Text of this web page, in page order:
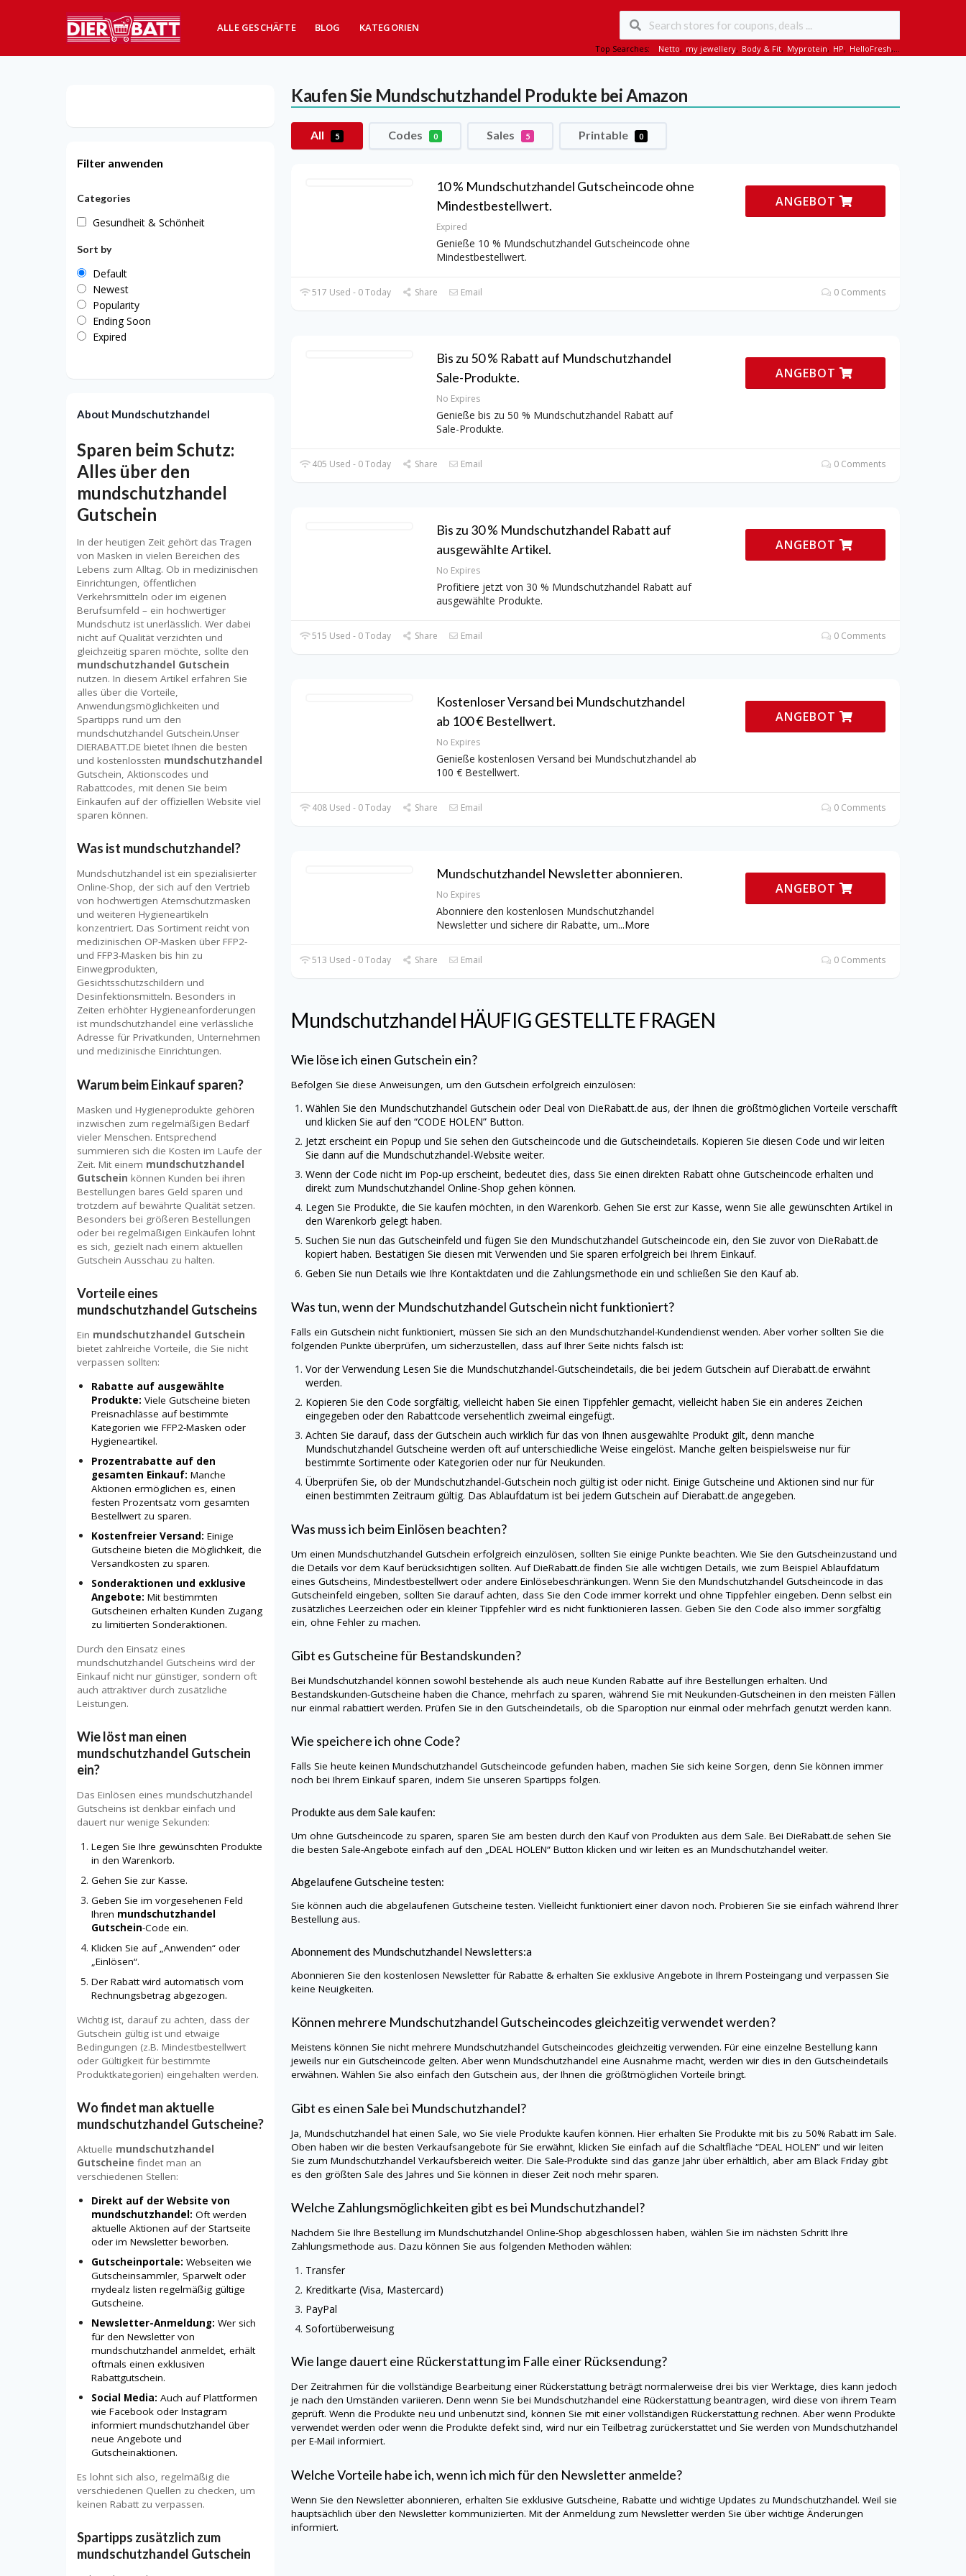
ALLE GESCHÄFTE BLOG KATEGORIEN
Top Searches: Netto, my jewellery, Body & Fit, Myprotein, HP, HelloFresh,...
Kaufen Sie Mundschutzhandel Produkte bei Amazon
All 5 Codes 0 Sales 5 Printable 0
10 % Mundschutzhandel Gutscheincode ohne
Mindestbestellwert.
Expired
Genieße 10 % Mundschutzhandel Gutscheincode ohne
Mindestbestellwert.
ANGEBOT
517 Used - 0 Today Share Email 0 Comments
Bis zu 50 % Rabatt auf Mundschutzhandel
Sale-Produkte.
No Expires
Genieße bis zu 50 % Mundschutzhandel Rabatt auf
Sale-Produkte.
ANGEBOT
405 Used - 0 Today Share Email 0 Comments
Bis zu 30 % Mundschutzhandel Rabatt auf
ausgewählte Artikel.
No Expires
Profitiere jetzt von 30 % Mundschutzhandel Rabatt auf
ausgewählte Produkte.
ANGEBOT
515 Used - 0 Today Share Email 0 Comments
Kostenloser Versand bei Mundschutzhandel
ab 100 € Bestellwert.
No Expires
Genieße kostenlosen Versand bei Mundschutzhandel ab
100 € Bestellwert.
ANGEBOT
408 Used - 0 Today Share Email 0 Comments
Mundschutzhandel Newsletter abonnieren.
No Expires
Abonniere den kostenlosen Mundschutzhandel
Newsletter und sichere dir Rabatte, um...More
ANGEBOT
513 Used - 0 Today Share Email 0 Comments
Mundschutzhandel HÄUFIG GESTELLTE FRAGEN
Wie löse ich einen Gutschein ein?
Befolgen Sie diese Anweisungen, um den Gutschein erfolgreich einzulösen:
Wählen Sie den MundschutzhandelGutschein oder Deal von DieRabatt.de aus, der Ihnen die größtmöglichen Vorteile verschafft
und klicken Sie auf den “CODE HOLEN” Button.
Jetzt erscheint ein Popup und Sie sehen den Gutscheincode und die Gutscheindetails. Kopieren Sie diesen Code und wir leiten
Sie dann auf die Mundschutzhandel-Website weiter.
Wenn der Code nicht im Pop-up erscheint, bedeutet dies, dass Sie einen direkten Rabatt ohne Gutscheincode erhalten und
direkt zum MundschutzhandelOnline-Shop gehen können.
Legen Sie Produkte, die Sie kaufen möchten, in den Warenkorb. Gehen Sie erst zur Kasse, wenn Sie alle gewünschten Artikel in
den Warenkorb gelegt haben.
Suchen Sie nun das Gutscheinfeld und fügen Sie den MundschutzhandelGutscheincode ein, den Sie zuvor von DieRabatt.de
kopiert haben. Bestätigen Sie diesen mit Verwenden und Sie sparen erfolgreich bei Ihrem Einkauf.
Geben Sie nun Details wie Ihre Kontaktdaten und die Zahlungsmethode ein und schließen Sie den Kauf ab.
Was tun, wenn der Mundschutzhandel Gutschein nicht funktioniert?
Falls ein Gutschein nicht funktioniert, müssen Sie sich an denMundschutzhandel-Kundendienst wenden. Aber vorher sollten Sie die
folgenden Punkte überprüfen, um sicherzustellen, dass auf Ihrer Seite nichts falsch ist:
Vor der Verwendung Lesen Sie die Mundschutzhandel-Gutscheindetails, die bei jedem Gutschein auf Dierabatt.de erwähnt
werden.
Kopieren Sie den Code sorgfältig, vielleicht haben Sie einen Tippfehler gemacht, vielleicht haben Sie ein anderes Zeichen
eingegeben oder den Rabattcode versehentlich zweimal eingefügt.
Achten Sie darauf, dass der Gutschein auch wirklich für das von Ihnen ausgewählte Produkt gilt, denn manche
MundschutzhandelGutscheine werden oft auf unterschiedliche Weise eingelöst. Manche gelten beispielsweise nur für
bestimmte Sortimente oder Kategorien oder nur für Neukunden.
Überprüfen Sie, ob der Mundschutzhandel-Gutschein noch gültig ist oder nicht. Einige Gutscheine und Aktionen sind nur für
einen bestimmten Zeitraum gültig. Das Ablaufdatum ist bei jedem Gutschein auf Dierabatt.de angegeben.
Was muss ich beim Einlösen beachten?
Um einenMundschutzhandelGutschein erfolgreich einzulösen, sollten Sie einige Punkte beachten. Wie Sie den Gutscheinzustand und
die Details vor dem Kauf berücksichtigen sollten. AufDieRabatt.de finden Sie alle wichtigen Details, wie zum Beispiel Ablaufdatum
eines Gutscheins, Mindestbestellwert oder andere Einlösebeschränkungen. Wenn Sie denMundschutzhandelGutscheincode in das
Gutscheinfeld eingeben, sollten Sie darauf achten, dass Sie den Code immer korrekt und ohne Tippfehler eingeben. Denn selbst ein
zusätzliches Leerzeichen oder ein kleiner Tippfehler wird es nicht funktionieren lassen. Geben Sie den Code also immer sorgfältig
ein, ohne Fehler zu machen.
Gibt es Gutscheine für Bestandskunden?
BeiMundschutzhandelkönnen sowohl bestehende als auch neue Kunden Rabatte auf ihre Bestellungen erhalten. Und
Bestandskunden-Gutscheine haben die Chance, mehrfach zu sparen, während Sie mit Neukunden-Gutscheinen in den meisten Fällen
nur einmal rabattiert werden. Prüfen Sie in den Gutscheindetails, ob die Sparoption nur einmal oder mehrfach genutzt werden kann.
Wie speichere ich ohne Code?
Falls Sie heute keinenMundschutzhandelGutscheincode gefunden haben, machen Sie sich keine Sorgen, denn Sie können immer
noch bei Ihrem Einkauf sparen, indem Sie unseren Spartipps folgen.
Produkte aus dem Sale kaufen:
Um ohne Gutscheincode zu sparen, sparen Sie am besten durch den Kauf von Produkten aus dem Sale. BeiDieRabatt.de sehen Sie
die besten Sale-Angebote einfach auf den „DEAL HOLEN“ Button klicken und wir leiten es anMundschutzhandelweiter.
Abgelaufene Gutscheine testen:
Sie können auch die abgelaufenen Gutscheine testen. Vielleicht funktioniert einer davon noch. Probieren Sie sie einfach während Ihrer
Bestellung aus.
Abonnement des Mundschutzhandel Newsletters:a
Abonnieren Sie den kostenlosen Newsletter für Rabatte & erhalten Sie exklusive Angebote in Ihrem Posteingang und verpassen Sie
keine Neuigkeiten.
Können mehrere Mundschutzhandel Gutscheincodes gleichzeitig verwendet werden?
Meistens können Sie nicht mehrereMundschutzhandelGutscheincodes gleichzeitig verwenden. Für eine einzelne Bestellung kann
jeweils nur ein Gutscheincode gelten. Aber wennMundschutzhandeleine Ausnahme macht, werden wir dies in den Gutscheindetails
erwähnen. Wählen Sie also einfach den Gutschein aus, der Ihnen die größtmöglichen Vorteile bringt.
Gibt es einen Sale bei Mundschutzhandel?
Ja,Mundschutzhandelhat einen Sale, wo Sie viele Produkte kaufen können. Hier erhalten Sie Produkte mit bis zu 50% Rabatt im Sale.
Oben haben wir die besten Verkaufsangebote für Sie erwähnt, klicken Sie einfach auf die Schaltfläche “DEAL HOLEN” und wir leiten
Sie zumMundschutzhandel Verkaufsbereich weiter. Die Sale-Produkte sind das ganze Jahr über erhältlich, aber am Black Friday gibt
es den größten Sale des Jahres und Sie können in dieser Zeit noch mehr sparen.
Welche Zahlungsmöglichkeiten gibt es bei Mundschutzhandel?
Nachdem Sie Ihre Bestellung imMundschutzhandelOnline-Shop abgeschlossen haben, wählen Sie im nächsten Schritt Ihre
Zahlungsmethode aus. Dazu können Sie aus folgenden Methoden wählen:
Transfer
Kreditkarte (Visa, Mastercard)
PayPal
Sofortüberweisung
Wie lange dauert eine Rückerstattung im Falle einer Rücksendung?
Der Zeitrahmen für die vollständige Bearbeitung einer Rückerstattung beträgt normalerweise drei bis vier Werktage, dies kann jedoch
je nach den Umständen variieren. Denn wenn Sie beiMundschutzhandeleine Rückerstattung beantragen, wird diese von ihrem Team
geprüft. Wenn die Produkte neu und unbenutzt sind, können Sie mit einer vollständigen Rückerstattung rechnen. Aber wenn Produkte
verwendet werden oder wenn die Produkte defekt sind, wird nur ein Teilbetrag zurückerstattet und Sie werden vonMundschutzhandel
per E-Mail informiert.
Welche Vorteile habe ich, wenn ich mich für den Newsletter anmelde?
Wenn Sie den Newsletter abonnieren, erhalten Sie exklusive Gutscheine, Rabatte und wichtige Updates zuMundschutzhandel. Weil sie
hauptsächlich über den Newsletter kommunizierten. Mit der Anmeldung zum Newsletter werden Sie über wichtige Änderungen
informiert.
Filter anwenden
Categories
Gesundheit & Schönheit
Sort by
Default
Newest
Popularity
Ending Soon
Expired
About Mundschutzhandel
Sparen beim Schutz:
Alles über den
mundschutzhandel
Gutschein
In der heutigen Zeit gehört das Tragen
von Masken in vielen Bereichen des
Lebens zum Alltag. Ob in medizinischen
Einrichtungen, öffentlichen
Verkehrsmitteln oder im eigenen
Berufsumfeld – ein hochwertiger
Mundschutz ist unerlässlich. Wer dabei
nicht auf Qualität verzichten und
gleichzeitig sparen möchte, sollte den
mundschutzhandel Gutschein
nutzen. In diesem Artikel erfahren Sie
alles über die Vorteile,
Anwendungsmöglichkeiten und
Spartipps rund um den
mundschutzhandel Gutschein.Unser
DIERABATT.DE bietet Ihnen die besten
und kostenlossten mundschutzhandel
Gutschein, Aktionscodes und
Rabattcodes, mit denen Sie beim
Einkaufen auf der offiziellen Website viel
sparen können.
Was ist mundschutzhandel?
Mundschutzhandel ist ein spezialisierter
Online-Shop, der sich auf den Vertrieb
von hochwertigen Atemschutzmasken
und weiteren Hygieneartikeln
konzentriert. Das Sortiment reicht von
medizinischen OP-Masken über FFP2-
und FFP3-Masken bis hin zu
Einwegprodukten,
Gesichtsschutzschildern und
Desinfektionsmitteln. Besonders in
Zeiten erhöhter Hygieneanforderungen
ist mundschutzhandel eine verlässliche
Adresse für Privatkunden, Unternehmen
und medizinische Einrichtungen.
Warum beim Einkauf sparen?
Masken und Hygieneprodukte gehören
inzwischen zum regelmäßigen Bedarf
vieler Menschen. Entsprechend
summieren sich die Kosten im Laufe der
Zeit. Mit einem mundschutzhandel
Gutschein können Kunden bei ihren
Bestellungen bares Geld sparen und
trotzdem auf bewährte Qualität setzen.
Besonders bei größeren Bestellungen
oder bei regelmäßigen Einkäufen lohnt
es sich, gezielt nach einem aktuellen
Gutschein Ausschau zu halten.
Vorteile eines
mundschutzhandel Gutscheins
Ein mundschutzhandel Gutschein
bietet zahlreiche Vorteile, die Sie nicht
verpassen sollten:
Rabatte auf ausgewählte
Produkte: Viele Gutscheine bieten
Preisnachlässe auf bestimmte
Kategorien wie FFP2-Masken oder
Hygieneartikel.
Prozentrabatte auf den
gesamten Einkauf: Manche
Aktionen ermöglichen es, einen
festen Prozentsatz vom gesamten
Bestellwert zu sparen.
Kostenfreier Versand: Einige
Gutscheine bieten die Möglichkeit, die
Versandkosten zu sparen.
Sonderaktionen und exklusive
Angebote: Mit bestimmten
Gutscheinen erhalten Kunden Zugang
zu limitierten Sonderaktionen.
Durch den Einsatz eines
mundschutzhandel Gutscheins wird der
Einkauf nicht nur günstiger, sondern oft
auch attraktiver durch zusätzliche
Leistungen.
Wie löst man einen
mundschutzhandel Gutschein
ein?
Das Einlösen eines mundschutzhandel
Gutscheins ist denkbar einfach und
dauert nur wenige Sekunden:
Legen Sie Ihre gewünschten Produkte
in den Warenkorb.
Gehen Sie zur Kasse.
Geben Sie im vorgesehenen Feld
Ihren mundschutzhandel
Gutschein-Code ein.
Klicken Sie auf „Anwenden“ oder
„Einlösen“.
Der Rabatt wird automatisch vom
Rechnungsbetrag abgezogen.
Wichtig ist, darauf zu achten, dass der
Gutschein gültig ist und etwaige
Bedingungen (z.B. Mindestbestellwert
oder Gültigkeit für bestimmte
Produktkategorien) eingehalten werden.
Wo findet man aktuelle
mundschutzhandel Gutscheine?
Aktuelle mundschutzhandel
Gutscheine findet man an
verschiedenen Stellen:
Direkt auf der Website von
mundschutzhandel: Oft werden
aktuelle Aktionen auf der Startseite
oder im Newsletter beworben.
Gutscheinportale: Webseiten wie
Gutscheinsammler, Sparwelt oder
mydealz listen regelmäßig gültige
Gutscheine.
Newsletter-Anmeldung: Wer sich
für den Newsletter von
mundschutzhandel anmeldet, erhält
oftmals einen exklusiven
Rabattgutschein.
Social Media: Auch auf Plattformen
wie Facebook oder Instagram
informiert mundschutzhandel über
neue Angebote und
Gutscheinaktionen.
Es lohnt sich also, regelmäßig die
verschiedenen Quellen zu checken, um
keinen Rabatt zu verpassen.
Spartipps zusätzlich zum
mundschutzhandel Gutschein